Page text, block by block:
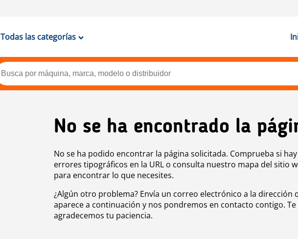
Todas las categorías
No se ha encontrado la
No se ha podido encontrar la página solicitada. Comprueba si hay
errores tipográficos en la URL o consulta nuestro mapa del sitio
para encontrar lo que necesites.
¿Algún otro problema? Envía un correo electrónico a la dirección
aparece a continuación y nos pondremos en contacto contigo. Te
agradecemos tu paciencia.